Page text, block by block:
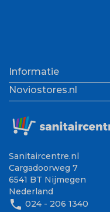
Informatie
Noviostores.nl
Sanitaircentre.nl
Cargadoorweg 7
6541 BT Nijmegen
Nederland
phone 024 - 206 1340